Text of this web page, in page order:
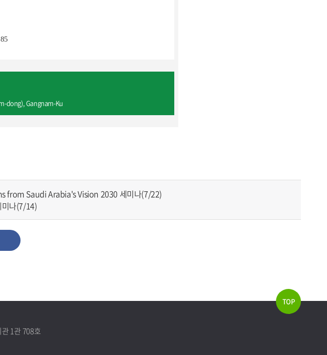
dong), Gangnam-Ku
from Saudi Arabia's Vision 2030 세미나(7/22)
미나(7/14)
TOP
1관 708호